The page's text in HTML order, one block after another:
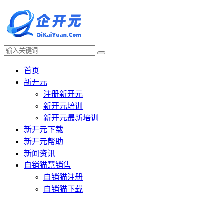
首页
新开元
注册新开元
新开元培训
新开元最新培训
新开元下载
新开元帮助
新闻资讯
自销猫慧销售
自销猫注册
自销猫下载